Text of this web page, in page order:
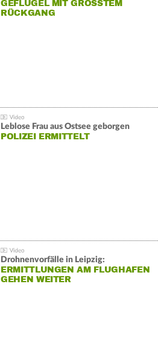
GEFLÜGEL MIT GRÖSSTEM R
ÜCKGANG
Leblose Frau aus Ostsee geborgen
POLIZEI ERMITTELT
Drohnenvorfälle in Leipzig:
ERMITTLUNGEN AM FLUGHAFEN
GEHEN WEITER